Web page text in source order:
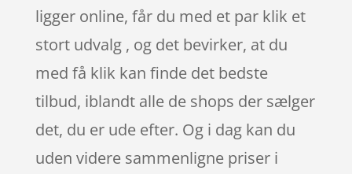
ligger online, får du med et par klik et
stort udvalg , og det bevirker, at du
med få klik kan finde det bedste
tilbud, iblandt alle de shops der sælger
det, du er ude efter. Og i dag kan du
uden videre sammenligne priser i